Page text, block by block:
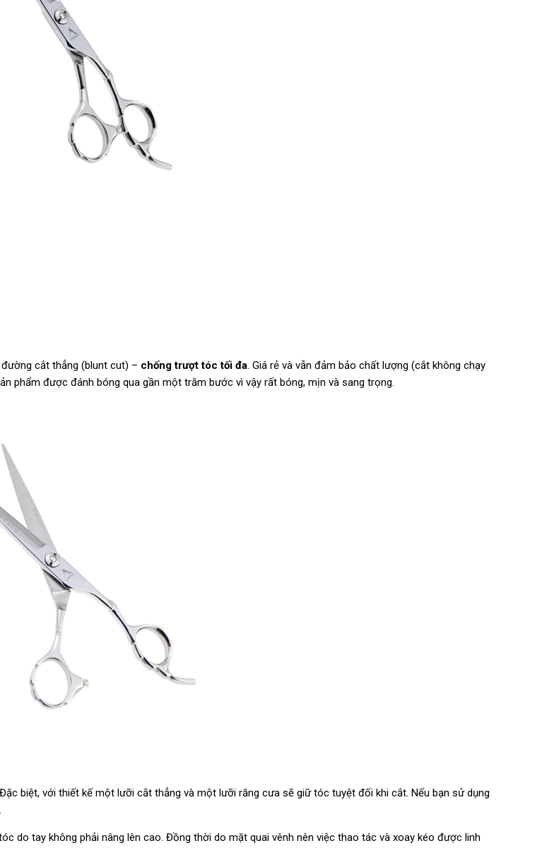
cắt thẳng (blunt cut) – chống trượt tóc tối đa. Giá rẻ và vẫn đảm bảo chất lượng (cắt không chạy
phẩm được đánh bóng qua gần một trăm bước vì vậy rất bóng, mịn và sang trọng.
biệt, với thiết kế một lưỡi cắt thẳng và một lưỡi răng cưa sẽ giữ tóc tuyệt đối khi cắt. Nếu bạn sử dụng
do tay không phải nâng lên cao. Đồng thời do mặt quai vênh nên việc thao tác và xoay kéo được linh